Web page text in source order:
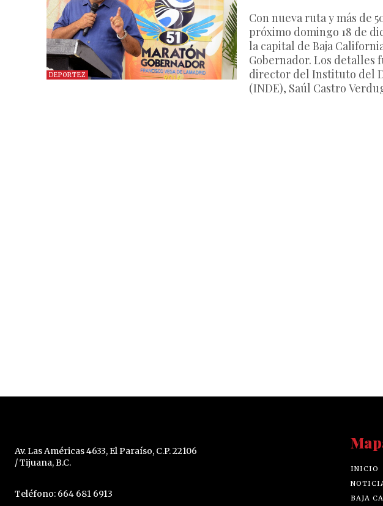
DEPORTEZ
Con nueva ruta y más de
próximo domingo 18 de
la capital de Baja
Gobernador. Los detalles
director del Instituto del
(INDE), Saúl Castro
Av. Las Américas 4633, El Paraíso, C.P. 22106
/ Tijuana, B.C.
Teléfono: 664 681 6913
INICIO
BAJA